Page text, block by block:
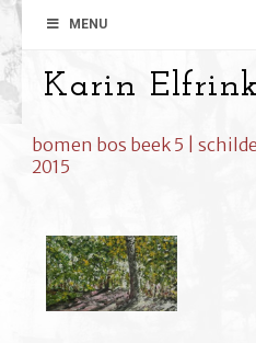
MENU
Karin Elfrink
bomen bos beek 5 |
2015